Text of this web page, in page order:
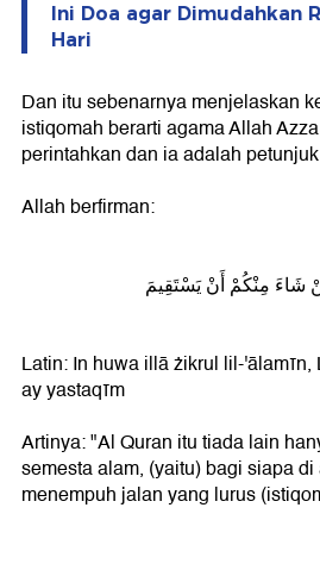
Ini Doa agar Dimudahkan
Hari
Dan itu sebenarnya menjelaskan
istiqomah berarti agama Allah
perintahkan dan ia adalah
Allah berfirman:
شَاءَ مِنْكُمْ أَنْ يَسْتَقِيمَ
Latin: In huwa illā żikrul lil-'ālamīn,
ay yastaqīm
Artinya: "Al Quran itu tiada lain
semesta alam, (yaitu) bagi siapa
menempuh jalan yang lurus